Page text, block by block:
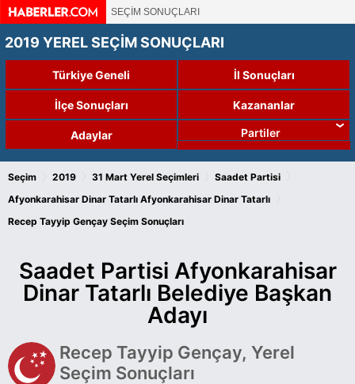
SEÇİM SONUÇLARI
2019 YEREL SEÇİM SONUÇLARI
Türkiye Geneli İl Sonuçları
İlçe Sonuçları Kazananlar
Adaylar Partiler
Seçim 2019 31 Mart Yerel Seçimleri Saadet Partisi
Afyonkarahisar Dinar Tatarlı Afyonkarahisar Dinar Tatarlı
Recep Tayyip Gençay Seçim Sonuçları
Saadet Partisi Afyonkarahisar
Dinar Tatarlı Belediye Başkan
Adayı
Recep Tayyip Gençay, Yerel
Seçim Sonuçları